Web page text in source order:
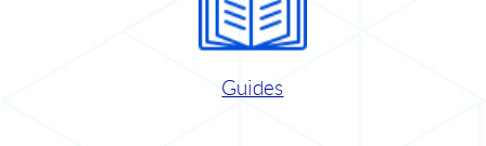
Guides